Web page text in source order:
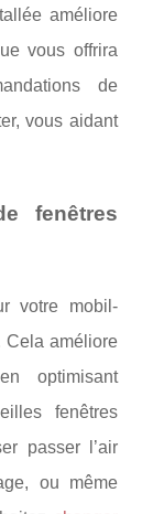
améliore
vous offrira
de
vous aidant
fenêtres
votre mobil-
Cela améliore
optimisant
fenêtres
passer l’air
ou même